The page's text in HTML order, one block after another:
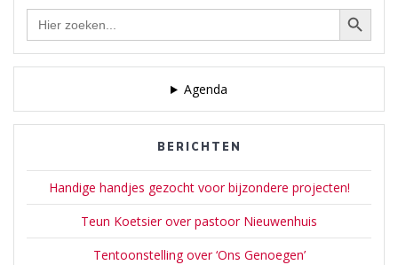
Zoek Zoekknop
Agenda
BERICHTEN
Handige handjes gezocht voor bijzondere projecten!
Teun Koetsier over pastoor Nieuwenhuis
Tentoonstelling over ‘Ons Genoegen’